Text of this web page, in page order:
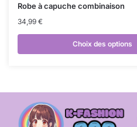
Robe à capuche combinaison
34,99 €
Choix des options